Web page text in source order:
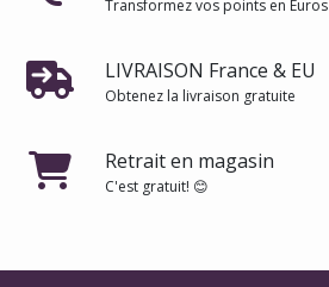
Transformez vos points en Euros
LIVRAISON France & EU
Obtenez la livraison gratuite
Retrait en magasin
C'est gratuit! 😊